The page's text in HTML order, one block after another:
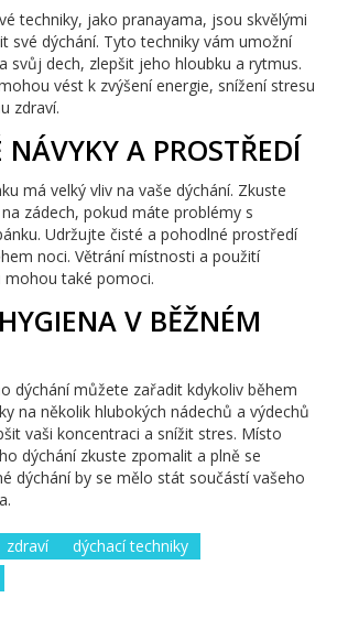
techniky, jako pranayama, jsou skvělými
své dýchání. Tyto techniky vám umožní
svůj dech, zlepšit jeho hloubku a rytmus.
vést k zvýšení energie, snížení stresu
zdraví.
NÁVYKY A PROSTŘEDÍ
má velký vliv na vaše dýchání. Zkuste
zádech, pokud máte problémy s
Udržujte čisté a pohodlné prostředí
noci. Větrání místnosti a použití
mohou také pomoci.
V BĚŽNÉM
dýchání můžete zařadit kdykoliv během
na několik hlubokých nádechů a výdechů
vaši koncentraci a snížit stres. Místo
dýchání zkuste zpomalit a plně se
dýchání by se mělo stát součástí vašeho
zdraví
dýchací techniky